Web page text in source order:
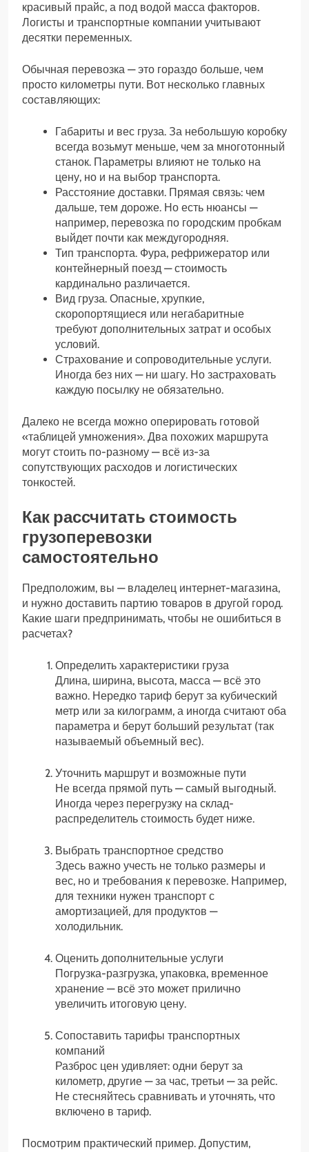
красивый прайс, а под водой масса факторов.
Логисты и транспортные компании учитывают
десятки переменных.
Обычная перевозка — это гораздо больше, чем
просто километры пути. Вот несколько главных
составляющих:
Габариты и вес груза. За небольшую коробку
всегда возьмут меньше, чем за многотонный
станок. Параметры влияют не только на
цену, но и на выбор транспорта.
Расстояние доставки. Прямая связь: чем
дальше, тем дороже. Но есть нюансы —
например, перевозка по городским пробкам
выйдет почти как междугородняя.
Тип транспорта. Фура, рефрижератор или
контейнерный поезд — стоимость
кардинально различается.
Вид груза. Опасные, хрупкие,
скоропортящиеся или негабаритные
требуют дополнительных затрат и особых
условий.
Страхование и сопроводительные услуги.
Иногда без них — ни шагу. Но застраховать
каждую посылку не обязательно.
Далеко не всегда можно оперировать готовой
«таблицей умножения». Два похожих маршрута
могут стоить по-разному — всё из-за
сопутствующих расходов и логистических
тонкостей.
Как рассчитать стоимость
грузоперевозки
самостоятельно
Предположим, вы — владелец интернет-магазина,
и нужно доставить партию товаров в другой город.
Какие шаги предпринимать, чтобы не ошибиться в
расчетах?
Определить характеристики груза
Длина, ширина, высота, масса — всё это
важно. Нередко тариф берут за кубический
метр или за килограмм, а иногда считают оба
параметра и берут больший результат (так
называемый объемный вес).
Уточнить маршрут и возможные пути
Не всегда прямой путь — самый выгодный.
Иногда через перегрузку на склад-
распределитель стоимость будет ниже.
Выбрать транспортное средство
Здесь важно учесть не только размеры и
вес, но и требования к перевозке. Например,
для техники нужен транспорт с
амортизацией, для продуктов —
холодильник.
Оценить дополнительные услуги
Погрузка-разгрузка, упаковка, временное
хранение — всё это может прилично
увеличить итоговую цену.
Сопоставить тарифы транспортных
компаний
Разброс цен удивляет: одни берут за
километр, другие — за час, третьи — за рейс.
Не стесняйтесь сравнивать и уточнять, что
включено в тариф.
Посмотрим практический пример. Допустим,